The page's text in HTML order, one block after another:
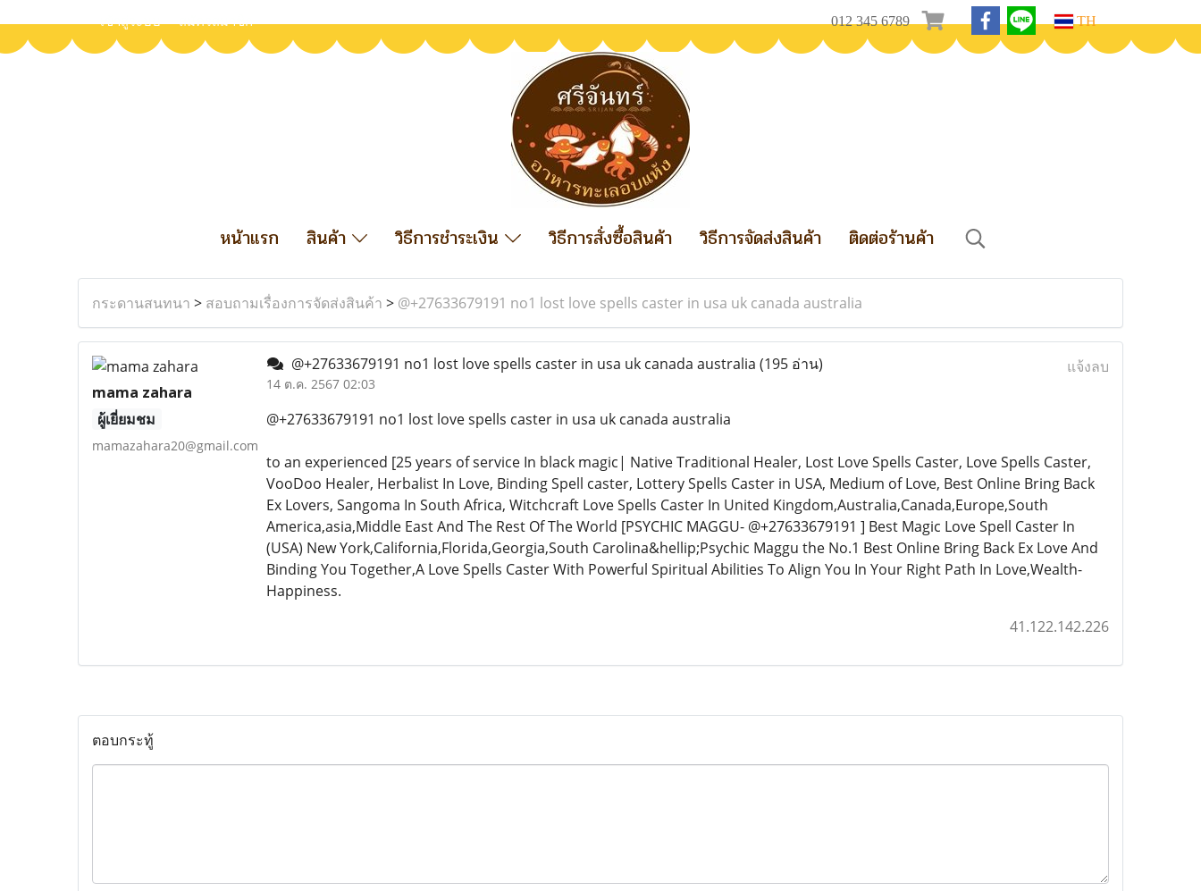
เข้าสู่ระบบ สมัครสมาชิก 012 345 6789 TH
หน้าแรก สินค้า วิธีการชำระเงิน วิธีการสั่งซื้อสินค้า วิธีการจัดส่งสินค้า ติดต่อร้านค้า
กระดานสนทนา > สอบถามเรื่องการจัดส่งสินค้า > @+27633679191 no1 lost love spells caster in usa uk canada australia
mama zahara
ผู้เยี่ยมชม
mamazahara20@gmail.com
@+27633679191 no1 lost love spells caster in usa uk canada australia (195 อ่าน)
14 ต.ค. 2567 02:03
แจ้งลบ
@+27633679191 no1 lost love spells caster in usa uk canada australia
to an experienced [25 years of service In black magic| Native Traditional Healer, Lost Love Spells Caster, Love Spells Caster,
VooDoo Healer, Herbalist In Love, Binding Spell caster, Lottery Spells Caster in USA, Medium of Love, Best Online Bring Back
Ex Lovers, Sangoma In South Africa, Witchcraft Love Spells Caster In United Kingdom,Australia,Canada,Europe,South
America,asia,Middle East And The Rest Of The World [PSYCHIC MAGGU- @+27633679191 ] Best Magic Love Spell Caster In
(USA) New York,California,Florida,Georgia,South Carolina&hellip;Psychic Maggu the No.1 Best Online Bring Back Ex Love And
Binding You Together,A Love Spells Caster With Powerful Spiritual Abilities To Align You In Your Right Path In Love,Wealth-
Happiness.
41.122.142.226
ตอบกระทู้